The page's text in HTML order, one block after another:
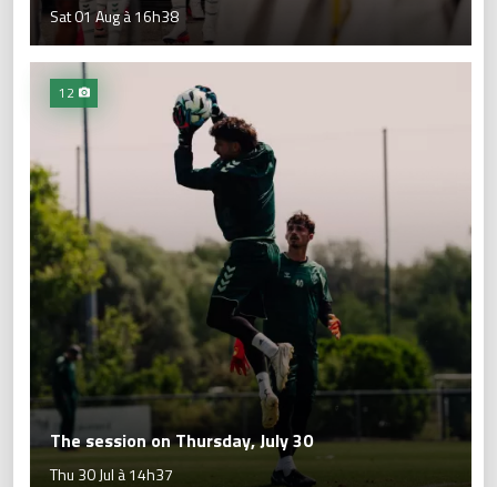
Sat 01 Aug à 16h38
12
The session on Thursday, July 30
Thu 30 Jul à 14h37